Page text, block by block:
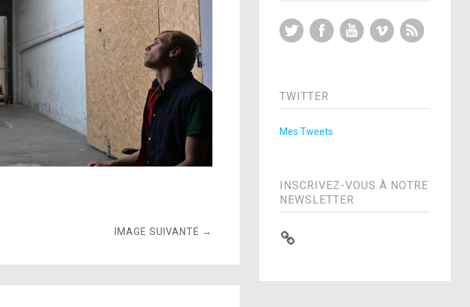
IMAGE SUIVANTE →
Twitter FacebookYouTubeVimeo
TWITTER
Mes Tweets
INSCRIVEZ-VOUS À NOTRE
NEWSLETTER